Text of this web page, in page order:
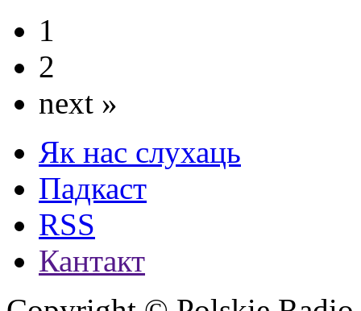
1
2
next »
Як нас слухаць
Падкаст
RSS
Кантакт